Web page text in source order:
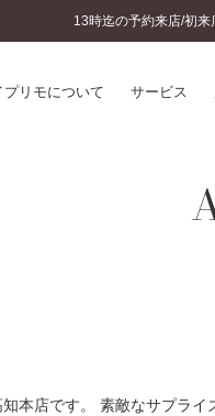
13時迄の予約来店/初
プリモについて サービス
ービス
本店です。 素敵なサプラ